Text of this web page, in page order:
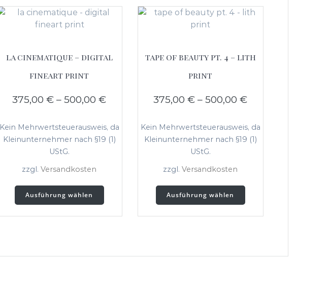
la cinematique – digital
fineart print
375,00€ –500,00€
Kein Mehrwertsteuerausweis, da
Kleinunternehmer nach §19 (1)
UStG.
zzgl.Versandkosten
Ausführung wählen
Dieses
Die
tape of beauty pt. 4 – lith
print
375,00€ –500,00€
Kein Mehrwertsteuerausweis, da
Kleinunternehmer nach §19 (1)
UStG.
zzgl.Versandkosten
Ausführung wählen
Dieses
Die